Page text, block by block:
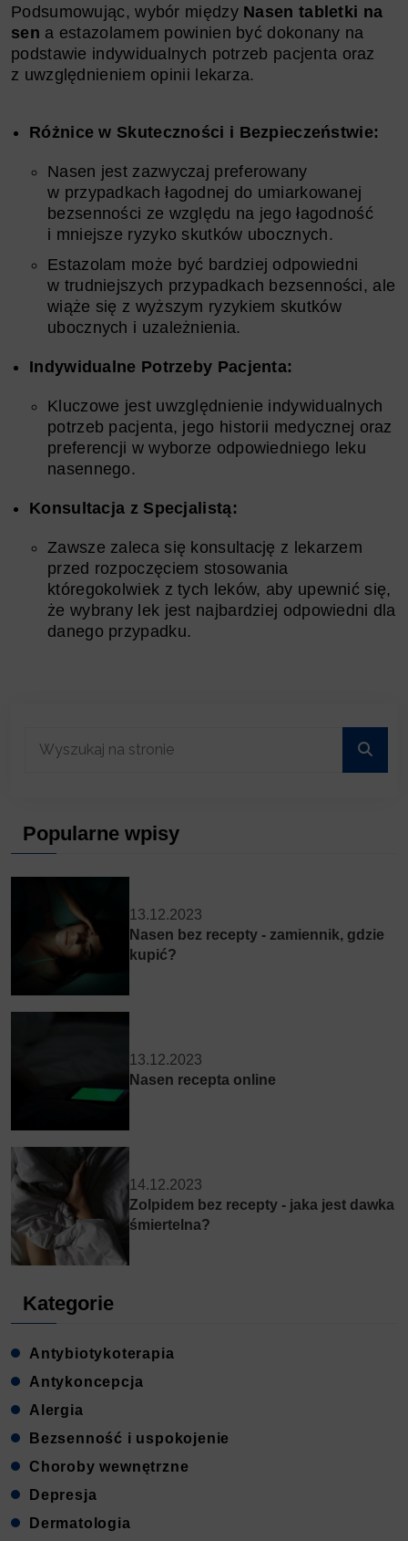
Podsumowując, wybór między Nasen tabletki na
sen a estazolamem powinien być dokonany na
podstawie indywidualnych potrzeb pacjenta oraz
z uwzględnieniem opinii lekarza.
Różnice w Skuteczności i Bezpieczeństwie:
Nasen jest zazwyczaj preferowany
w przypadkach łagodnej do umiarkowanej
bezsenności ze względu na jego łagodność
i mniejsze ryzyko skutków ubocznych.
Estazolam może być bardziej odpowiedni
w trudniejszych przypadkach bezsenności, ale
wiąże się z wyższym ryzykiem skutków
ubocznych i uzależnienia.
Indywidualne Potrzeby Pacjenta:
Kluczowe jest uwzględnienie indywidualnych
potrzeb pacjenta, jego historii medycznej oraz
preferencji w wyborze odpowiedniego leku
nasennego.
Konsultacja z Specjalistą:
Zawsze zaleca się konsultację z lekarzem
przed rozpoczęciem stosowania
któregokolwiek z tych leków, aby upewnić się,
że wybrany lek jest najbardziej odpowiedni dla
danego przypadku.
Popularne wpisy
13.12.2023
Nasen bez recepty - zamiennik, gdzie
kupić?
13.12.2023
Nasen recepta online
14.12.2023
Zolpidem bez recepty - jaka jest dawka
śmiertelna?
Kategorie
Antybiotykoterapia
Antykoncepcja
Alergia
Bezsenność i uspokojenie
Choroby wewnętrzne
Depresja
Dermatologia